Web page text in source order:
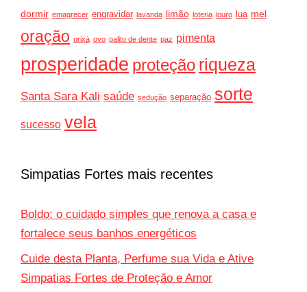
dormir emagrecer engravidar lavanda limão loteria louro lua mel
oração orixá ovo palito de dente paz pimenta
prosperidade proteção riqueza
Santa Sara Kali saúde sedução separação sorte
sucesso vela
Simpatias Fortes mais recentes
Boldo: o cuidado simples que renova a casa e
fortalece seus banhos energéticos
Cuide desta Planta, Perfume sua Vida e Ative
Simpatias Fortes de Proteção e Amor